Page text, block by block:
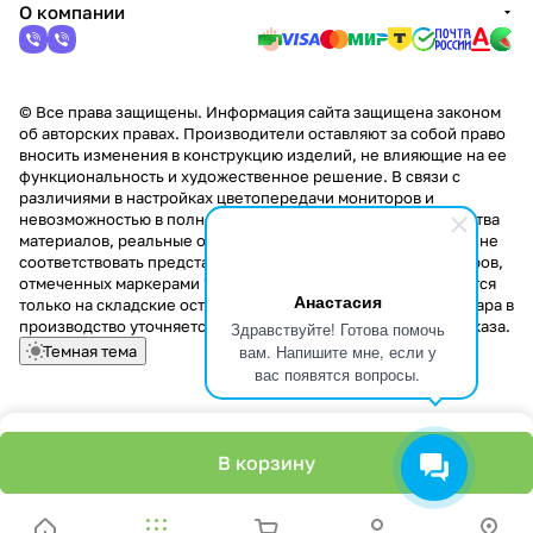
Анастасия
Здравствуйте! Готова помочь
вам. Напишите мне, если у
вас появятся вопросы.
В корзину
О компании
© Все права защищены. Информация сайта защищена законом
об авторских правах. Производители оставляют за собой право
вносить изменения в конструкцию изделий, не влияющие на ее
функциональность и художественное решение. В связи с
различиями в настройках цветопередачи мониторов и
невозможностью в полной мере передать некоторые свойства
материалов, реальные оттенки и текстуры продукции могут не
соответствовать представленным на сайте. Стоимость товаров,
отмеченных маркерами "Скидка!" и "Акция!" распространяется
только на складские остатки. Стоимость заказа данного товара в
производство уточняется у менеджера при оформлении заказа.
Темная тема